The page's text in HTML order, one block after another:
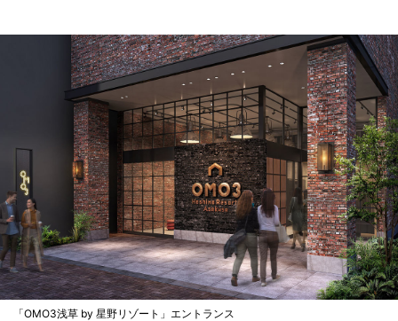
「OMO3浅草 by 星野リゾート」エントランス